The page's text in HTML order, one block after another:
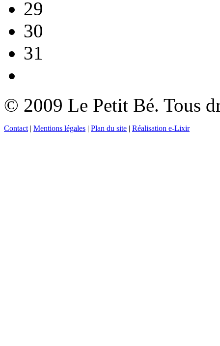
29
30
31
© 2009 Le Petit Bé. Tous
Contact | Mentions légales | Plan du site | Réalisation e-Lixir